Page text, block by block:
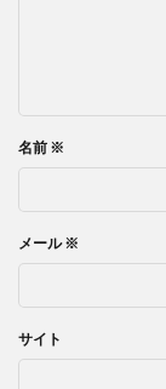
名前 ※
メール※
サイト